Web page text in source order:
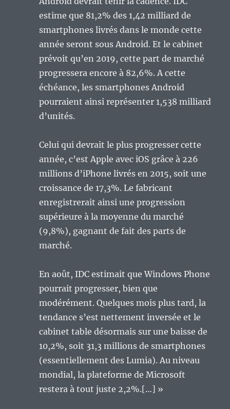
estime que 81,2% des 1,42 milliard de
smartphones livrés dans le monde cette
année seront sous Android. Et le cabinet
prévoit qu’en 2019, cette part de marché
progressera encore à 82,6%. A cette
échéance, les smartphones Android
pourraient ainsi représenter 1,538 milliard
d’unités.
Celui qui devrait le plus progresser cette
année, c’est Apple avec iOS grâce à 226
millions d’iPhone livrés en 2015, soit une
croissance de 17,3%. Le fabricant
enregistrerait ainsi une progression
supérieure à la moyenne du marché
(9,8%), gagnant de fait des parts de
marché.
En août, IDC estimait que Windows Phone
pourrait progresser, bien que
modérément. Quelques mois plus tard, la
tendance s’est nettement inversée et le
cabinet table désormais sur une baisse de
10,2%, soit 31,3 millions de smartphones
(essentiellement des Lumia). Au niveau
mondial, la plateforme de Microsoft
restera à tout juste 2,2%.[…] »